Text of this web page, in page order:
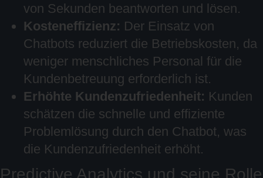
von Sekunden beantworten und lösen.
Kosteneffizienz: Der Einsatz von
Chatbots reduziert die Betriebskosten, da
weniger menschliches Personal für die
Kundenbetreuung erforderlich ist.
Erhöhte Kundenzufriedenheit: Kunden
schätzen die schnelle und effiziente
Problemlösung durch den Chatbot, was
die Kundenzufriedenheit erhöht.
Predictive Analytics und seine Rolle